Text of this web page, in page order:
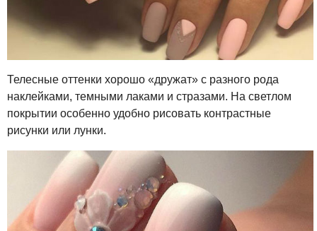
Телесные оттенки хорошо «дружат» с разного рода
наклейками, темными лаками и стразами. На светлом
покрытии особенно удобно рисовать контрастные
рисунки или лунки.